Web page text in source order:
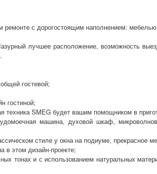
с дорогостоящим наполнением: мебелью
лучшее расположение, возможность
гостевой;
гостиной;
техника SMEG будет вашим помощником в
машина, духовой шкаф,
стиле у окна на подиуме, прекрасное
в этом дизайн-проекте;
тонах и с использованием натуральных